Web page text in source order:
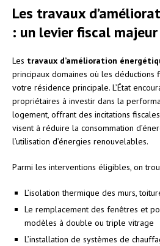
Les travaux
: un levier fiscal majeur
Les travaux d’amélioration
principaux domaines où les déductions
votre résidence principale. L’État
propriétaires à investir dans la
logement, offrant des incitations
visent à réduire la consommation
l’utilisation d’énergies renouvelables.
Parmi les interventions éligibles, on
L’isolation thermique des murs,
Le remplacement des fenêtres et
modèles à double ou triple vitrage
L’installation de systèmes de